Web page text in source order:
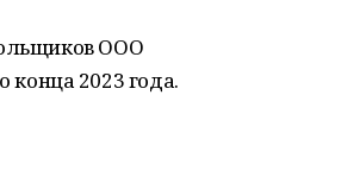
ООО
2023 года.